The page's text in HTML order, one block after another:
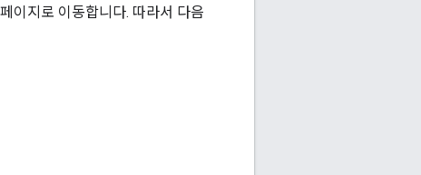
이지로 이동합니다. 따라서 다음